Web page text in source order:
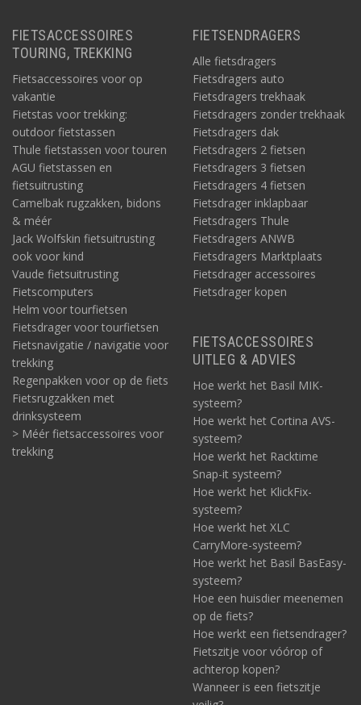
FIETSACCESSOIRES
TOURING, TREKKING
Fietsaccessoires voor op
vakantie
Fietstas voor trekking:
outdoor fietstassen
Thule fietstassen voor touren
AGU fietstassen en
fietsuitrusting
Camelbak rugzakken, bidons
& méér
Jack Wolfskin fietsuitrusting
ook voor kind
Vaude fietsuitrusting
Fietscomputers
Helm voor tourfietsen
Fietsdrager voor tourfietsen
Fietsnavigatie / navigatie voor
trekking
Regenpakken voor op de fiets
Fietsrugzakken met
drinksysteem
> Méér fietsaccessoires voor
trekking
FIETSENDRAGERS
Alle fietsdragers
Fietsdragers auto
Fietsdragers trekhaak
Fietsdragers zonder trekhaak
Fietsdragers dak
Fietsdragers 2 fietsen
Fietsdragers 3 fietsen
Fietsdragers 4 fietsen
Fietsdrager inklapbaar
Fietsdragers Thule
Fietsdragers ANWB
Fietsdragers Marktplaats
Fietsdrager accessoires
Fietsdrager kopen
FIETSACCESSOIRES
UITLEG & ADVIES
Hoe werkt het Basil MIK-
systeem?
Hoe werkt het Cortina AVS-
systeem?
Hoe werkt het Racktime
Snap-it systeem?
Hoe werkt het KlickFix-
systeem?
Hoe werkt het XLC
CarryMore-systeem?
Hoe werkt het Basil BasEasy-
systeem?
Hoe een huisdier meenemen
op de fiets?
Hoe werkt een fietsendrager?
Fietszitje voor vóórop of
achterop kopen?
Wanneer is een fietszitje